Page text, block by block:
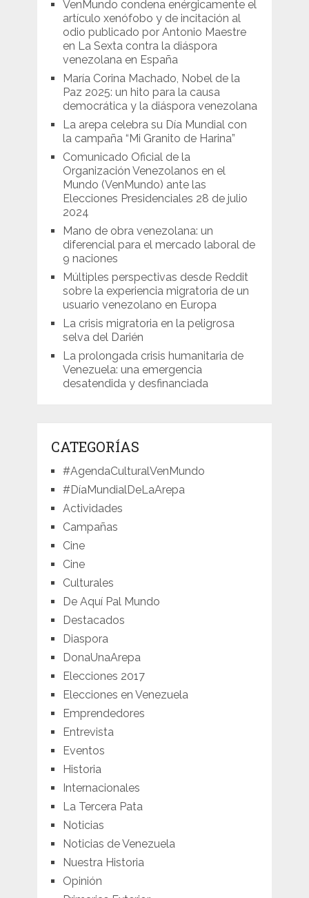
VenMundo condena enérgicamente el
artículo xenófobo y de incitación al
odio publicado por Antonio Maestre
en La Sexta contra la diáspora
venezolana en España
María Corina Machado, Nobel de la
Paz 2025: un hito para la causa
democrática y la diáspora venezolana
La arepa celebra su Día Mundial con
la campaña “Mi Granito de Harina”
Comunicado Oficial de la
Organización Venezolanos en el
Mundo (VenMundo) ante las
Elecciones Presidenciales 28 de julio
2024
Mano de obra venezolana: un
diferencial para el mercado laboral de
9 naciones
Múltiples perspectivas desde Reddit
sobre la experiencia migratoria de un
usuario venezolano en Europa
La crisis migratoria en la peligrosa
selva del Darién
La prolongada crisis humanitaria de
Venezuela: una emergencia
desatendida y desfinanciada
CATEGORÍAS
#AgendaCulturalVenMundo
#DíaMundialDeLaArepa
Actividades
Campañas
Cine
Cine
Culturales
De Aquí Pal Mundo
Destacados
Diaspora
DonaUnaArepa
Elecciones 2017
Elecciones en Venezuela
Emprendedores
Entrevista
Eventos
Historia
Internacionales
La Tercera Pata
Noticias
Noticias de Venezuela
Nuestra Historia
Opinión